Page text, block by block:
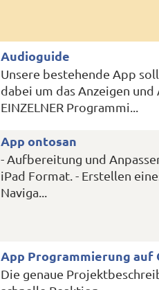
Audioguide
Unsere bestehende App
dabei um das Anzeigen
EINZELNER Programmi...
App ontosan
- Aufbereitung und
iPad Format. - Erstellen
Naviga...
App Programmierung auf
Die genaue